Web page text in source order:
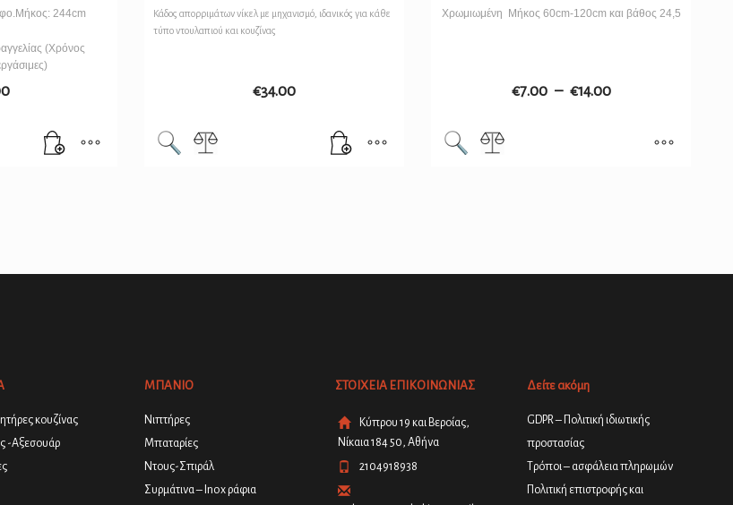
244cm
(Χρόνος
Κάδος απορριμάτων νίκελ με μηχανισμό, ιδανικός για κάθε
τύπο ντουλαπιού και κουζίνας
€34.00
Χρωμιωμένη Μήκος 60cm-120cm και βάθος 24,5
€7.00 – €14.00
κουζίνας
-Αξεσουάρ
ΜΠΑΝΙΟ
Νιπτήρες
Μπαταρίες
Ντους-Σπιράλ
Συρμάτινα – Inox ράφια
ΣΤΟΙΧΕΙΑ ΕΠΙΚΟΙΝΩΝΙΑΣ
Κύπρου 19 και Βεροίας,
Νίκαια 184 50, Αθήνα
2104918938
Δείτε ακόμη
GDPR – Πολιτική ιδιωτικής
προστασίας
Τρόποι – ασφάλεια πληρωμών
Πολιτική επιστροφής και